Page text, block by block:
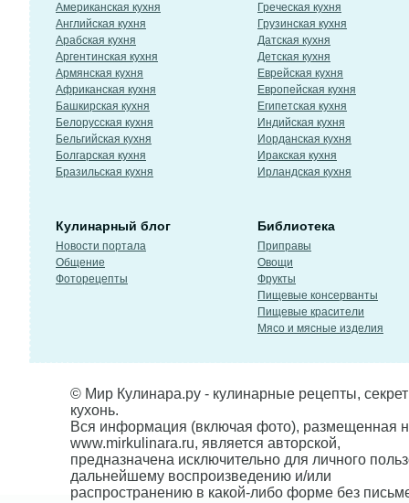
Американская кухня
Английская кухня
Арабская кухня
Аргентинская кухня
Армянская кухня
Африканская кухня
Башкирская кухня
Белорусская кухня
Бельгийская кухня
Болгарская кухня
Бразильская кухня
Греческая кухня
Грузинская кухня
Датская кухня
Детская кухня
Еврейская кухня
Европейская кухня
Египетская кухня
Индийская кухня
Иорданская кухня
Иракская кухня
Ирландская кухня
Кулинарный блог
Новости портала
Общение
Фоторецепты
Библиотека
Приправы
Овощи
Фрукты
Пищевые консерванты
Пищевые красители
Мясо и мясные изделия
© Мир Кулинара.ру - кулинарные рецепты,
кухонь.
Вся информация (включая фото), размещенная
www.mirkulinara.ru, является авторской,
предназначена исключительно для личного
дальнейшему воспроизведению и/или
распространению в какой-либо форме без